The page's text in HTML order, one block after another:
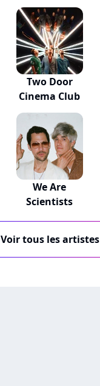
Two Door
Cinema Club
We Are
Scientists
Voir tous les artistes